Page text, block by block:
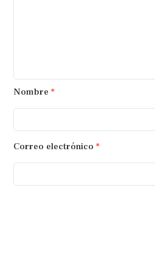
Nombre *
Correo electrónico *